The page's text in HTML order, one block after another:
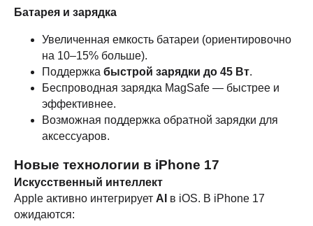
Батарея и зарядка
Увеличенная емкость батареи (ориентировочно
на 10–15% больше).
Поддержка быстрой зарядки до 45 Вт.
Беспроводная зарядка MagSafe — быстрее и
эффективнее.
Возможная поддержка обратной зарядки для
аксессуаров.
Новые технологии в iPhone 17
Искусственный интеллект
Apple активно интегрирует AI в iOS. В iPhone 17
ожидаются: